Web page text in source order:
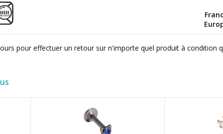
pour effectuer un retour sur n'importe quel produit à condition